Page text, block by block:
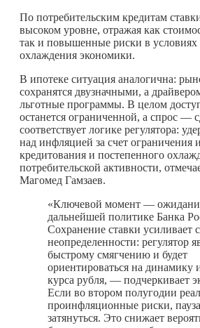
По потребительским кредитам
высоком уровне, отражая как
так и повышенные риски в условиях
охлаждения экономики.
В ипотеке ситуация аналогична:
сохранятся двузначными, а
льготные программы. В целом
останется ограниченной, а спрос —
соответствует логике регулятора:
над инфляцией за счет ограничения
кредитования и постепенного
потребительской активности,
Магомед Гамзаев.
«Ключевой момент —
дальнейшей политике Банка
Сохранение ставки усиливает
неопределенности: регулятор
быстрому смягчению и будет
ориентироваться на динамику
курса рубля, — подчеркивает
Если во втором полугодии
проинфляционные риски,
затянуться. Это снижает